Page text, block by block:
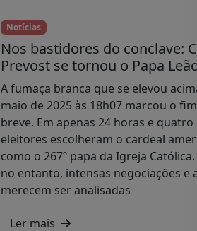
Notícias
Nos bastidores do conclave:
Prevost se tornou o Papa Leão
A fumaça branca que se elevou
maio de 2025 às 18h07 marcou o
breve. Em apenas 24 horas e
eleitores escolheram o cardeal
como o 267º papa da Igreja
no entanto, intensas negociações e
merecem ser analisadas
Ler mais